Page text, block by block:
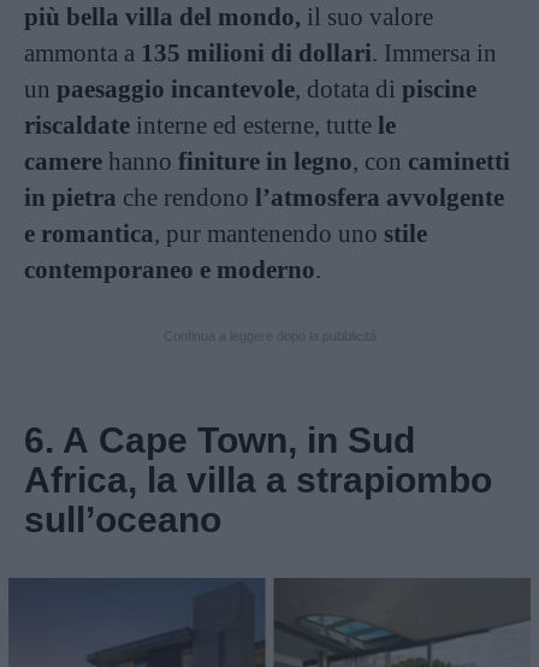
più bella villa del mondo, il suo valore
ammonta a 135 milioni di dollari. Immersa in
un paesaggio incantevole, dotata di piscine
riscaldate interne ed esterne, tutte le
camere hanno finiture in legno, con caminetti
in pietra che rendono l’atmosfera avvolgente
e romantica, pur mantenendo uno stile
contemporaneo e moderno.
6. A Cape Town, in Sud
Africa, la villa a strapiombo
sull’oceano